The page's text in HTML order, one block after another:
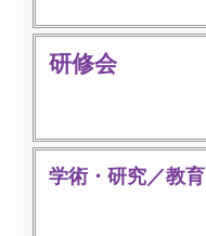
研修会
学術・研究／教